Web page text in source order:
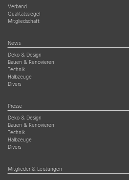
Verband
Qualitätssiegel
Mitgliedschaft
News
Deko & Design
Bauen & Renovieren
Technik
Halbzeuge
Divers
Presse
Deko & Design
Bauen & Renovieren
Technik
Halbzeuge
Divers
Mitglieder & Leistungen